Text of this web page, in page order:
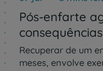
Pós-enfarte
Recuperar de um
meses, envolve